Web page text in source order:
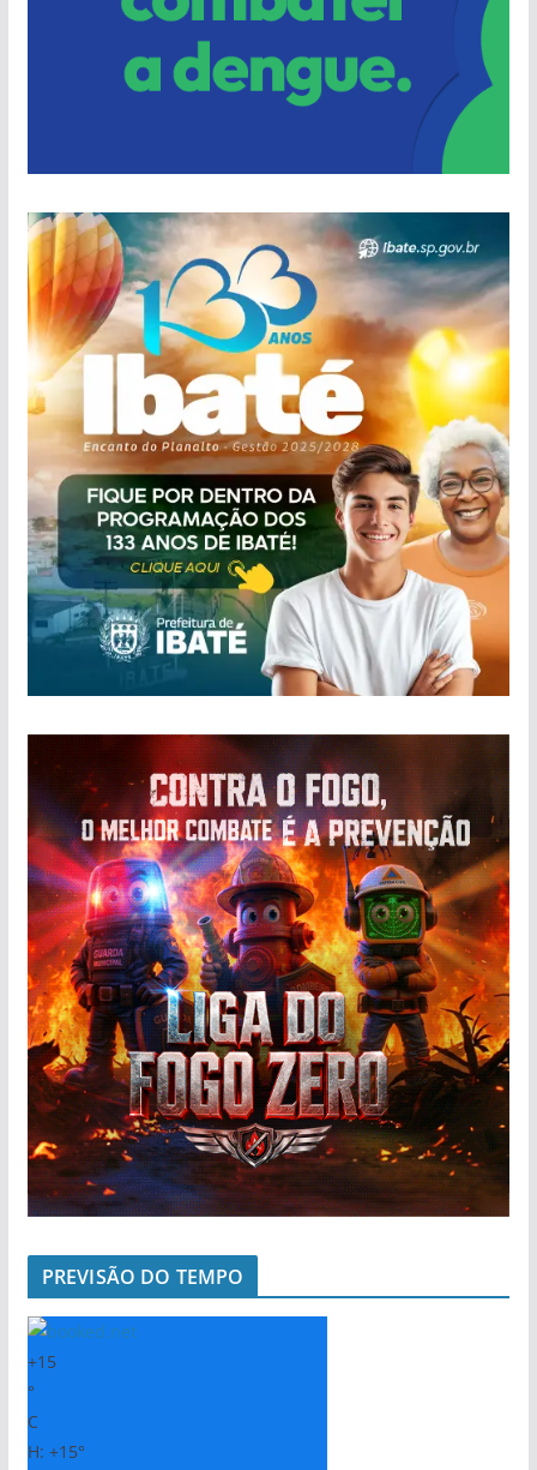
PREVISÃO DO TEMPO
+15
°
C
H: +15°